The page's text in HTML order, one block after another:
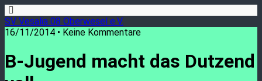
SV Vesalia 08 Oberwesel e.V.
16/11/2014 • Keine Kommentare
B-Jugend macht das Dutzend